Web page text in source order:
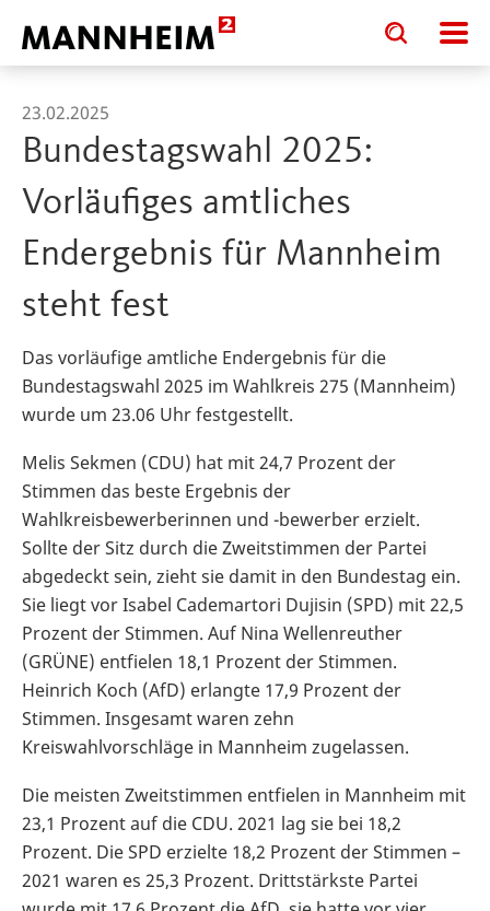
Toggle
search
input
Toggle
search
input
23.02.2025
Bundestagswahl 2025:
Vorläufiges amtliches
Endergebnis für Mannheim
steht fest
Das vorläufige amtliche Endergebnis für die
Bundestagswahl 2025 im Wahlkreis 275 (Mannheim)
wurde um 23.06 Uhr festgestellt.
Melis Sekmen (CDU) hat mit 24,7 Prozent der
Stimmen das beste Ergebnis der
Wahlkreisbewerberinnen und -bewerber erzielt.
Sollte der Sitz durch die Zweitstimmen der Partei
abgedeckt sein, zieht sie damit in den Bundestag ein.
Sie liegt vor Isabel Cademartori Dujisin (SPD) mit 22,5
Prozent der Stimmen. Auf Nina Wellenreuther
(GRÜNE) entfielen 18,1 Prozent der Stimmen.
Heinrich Koch (AfD) erlangte 17,9 Prozent der
Stimmen. Insgesamt waren zehn
Kreiswahlvorschläge in Mannheim zugelassen.
Die meisten Zweitstimmen entfielen in Mannheim mit
23,1 Prozent auf die CDU. 2021 lag sie bei 18,2
Prozent. Die SPD erzielte 18,2 Prozent der Stimmen –
2021 waren es 25,3 Prozent. Drittstärkste Partei